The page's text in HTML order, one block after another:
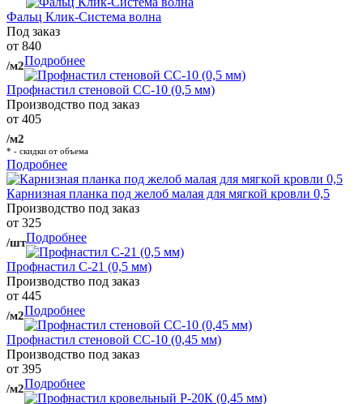
Фальц Клик-Система волна
Под заказ
от 840
/м2Подробнее
Профнастил стеновой СС-10 (0,5 мм)
Производство под заказ
от 405
/м2
* - скидки от объема
Подробнее
Карнизная планка под желоб малая для мягкой кровли 0,5
Производство под заказ
от 325
/штПодробнее
Профнастил С-21 (0,5 мм)
Производство под заказ
от 445
/м2Подробнее
Профнастил стеновой СС-10 (0,45 мм)
Производство под заказ
от 395
/м2Подробнее